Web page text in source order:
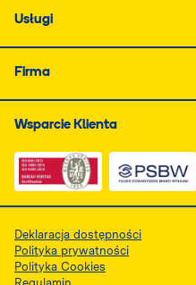
Usługi
Firma
Wsparcie Klienta
Link do dokumentu
Link
Deklaracja dostępności
Polityka prywatności
Polityka Cookies